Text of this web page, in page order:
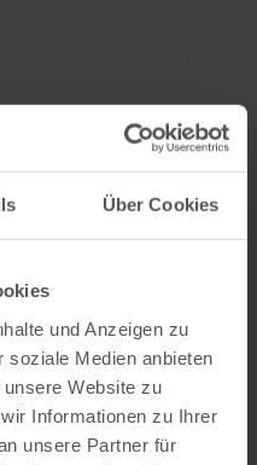
Über Cookies
und Anzeigen zu
soziale Medien anbieten
Website zu
Informationen zu Ihrer
unsere Partner für